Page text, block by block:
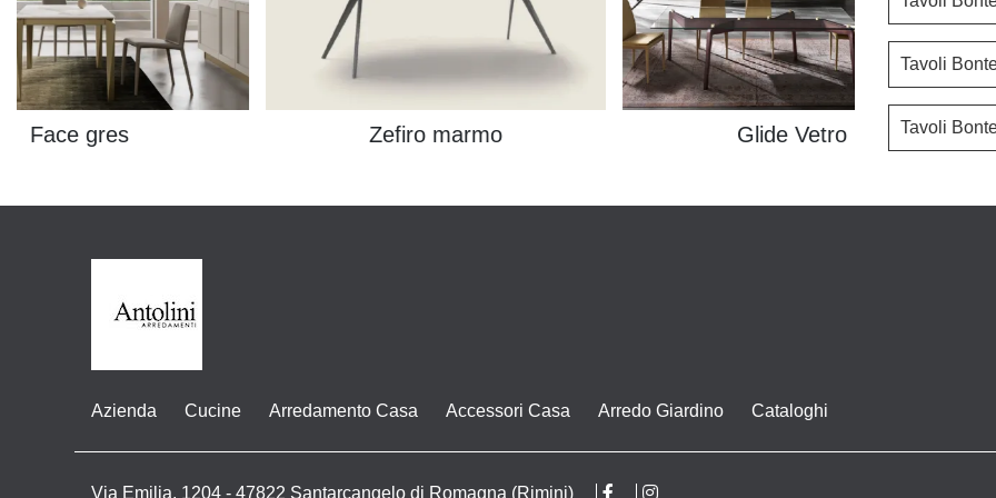
Face gres Zefiro marmo Glide Vetro
Tavoli
Tavoli
Azienda Cucine Arredamento Casa Accessori Casa Arredo Giardino Cataloghi
Via Emilia, 1204 - 47822 Santarcangelo di Romagna (Rimini)